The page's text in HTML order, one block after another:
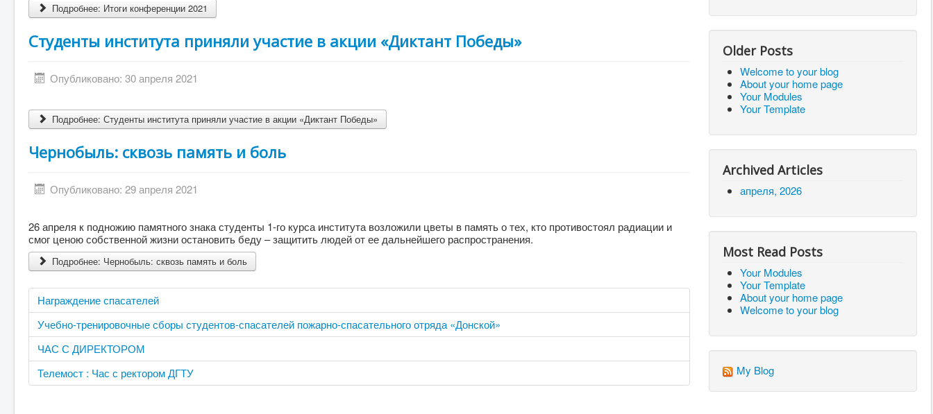
Подробнее: Итоги конференции 2021
Студенты института приняли участие в акции «Диктант Победы»
Опубликовано: 30 апреля 2021
Подробнее: Студенты института приняли участие в акции «Диктант Победы»
Чернобыль: сквозь память и боль
Опубликовано: 29 апреля 2021
26 апреля к подножию памятного знака студенты 1-го курса института возложили цветы в память о тех, кто противостоял радиации и
смог ценою собственной жизни остановить беду – защитить людей от ее дальнейшего распространения.
Подробнее: Чернобыль: сквозь память и боль
Награждение спасателей
Учебно-тренировочные сборы студентов-спасателей пожарно-спасательного отряда «Донской»
ЧАС С ДИРЕКТОРОМ
Телемост : Час с ректором ДГТУ
Older Posts
Welcome to your blog
About your home page
Your Modules
Your Template
Archived Articles
апреля, 2026
Most Read Posts
Your Modules
Your Template
About your home page
Welcome to your blog
My Blog